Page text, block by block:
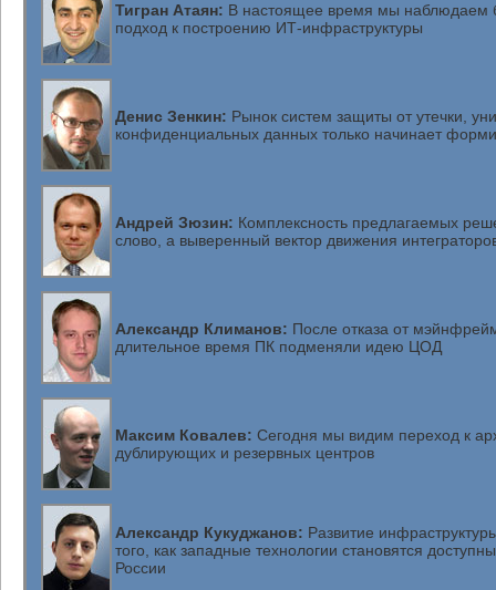
Тигран Атаян: В настоящее время мы наблюдаем
подход к построению ИТ-инфраструктуры
Денис Зенкин: Рынок систем защиты от утечки,
конфиденциальных данных только начинает
Андрей Зюзин: Комплексность предлагаемых
слово, а выверенный вектор движения
Александр Климанов: После отказа от
длительное время ПК подменяли идею ЦОД
Максим Ковалев: Сегодня мы видим переход к
дублирующих и резервных центров
Александр Кукуджанов: Развитие
того, как западные технологии становятся
России